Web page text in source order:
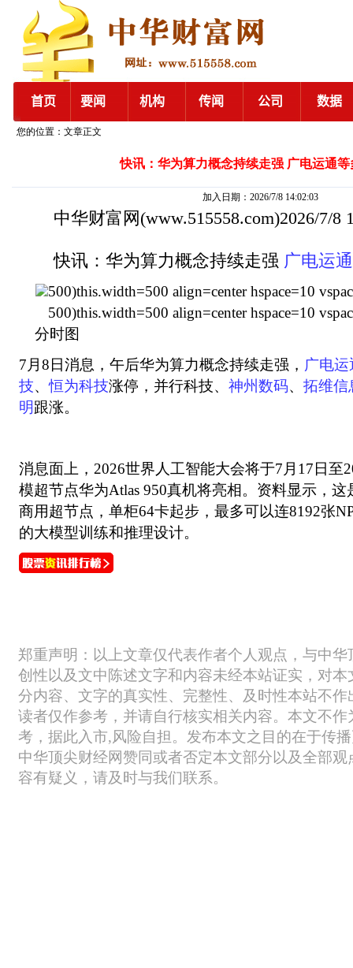
您的位置：文章正文
快讯：华为算力概念持续走强 广电运通
加入日期：2026/7/8 14:02:03
中华财富网 (www.515558.com)2026/7/8
快讯：华为算力概念持续走强 广电运通
500)this.width=500 align=center hspace=10
500)this.width=500 align=center hspace=10
分时图
7月8日消息，午后华为算力概念持续走强， 广电运
技、恒为科技涨停，并行科技、 神州数码、 拓维信
明跟涨。
消息面上，2026世界人工智能大会将于7月17日至
模超节点华为Atlas 950真机将亮相。资料显示，
商用超节点，单柜64卡起步，最多可以连8192张
的大模型训练和推理设计。